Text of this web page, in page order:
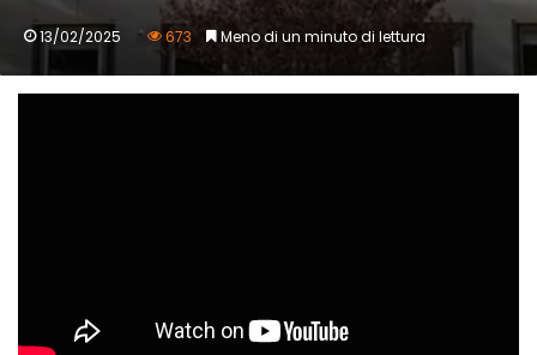
13/02/2025 673 Meno di un minuto di lettura